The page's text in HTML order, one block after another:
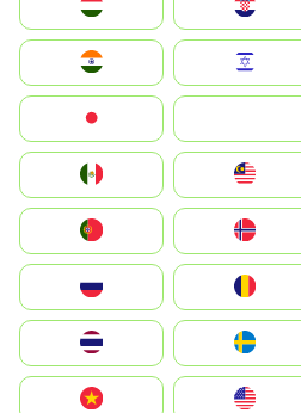
Hrvatska
Magyarország
Indonesia
South Korea
Nederland
Portugal
România
Slovensko
United States
Vietnam